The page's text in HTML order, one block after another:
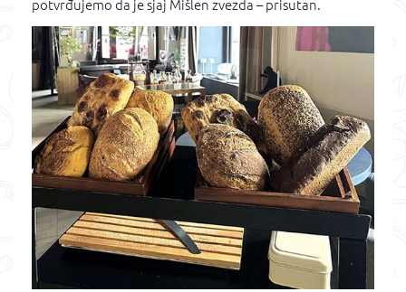
potvrđujemo da je sjaj Mišlen zvezda – prisutan.